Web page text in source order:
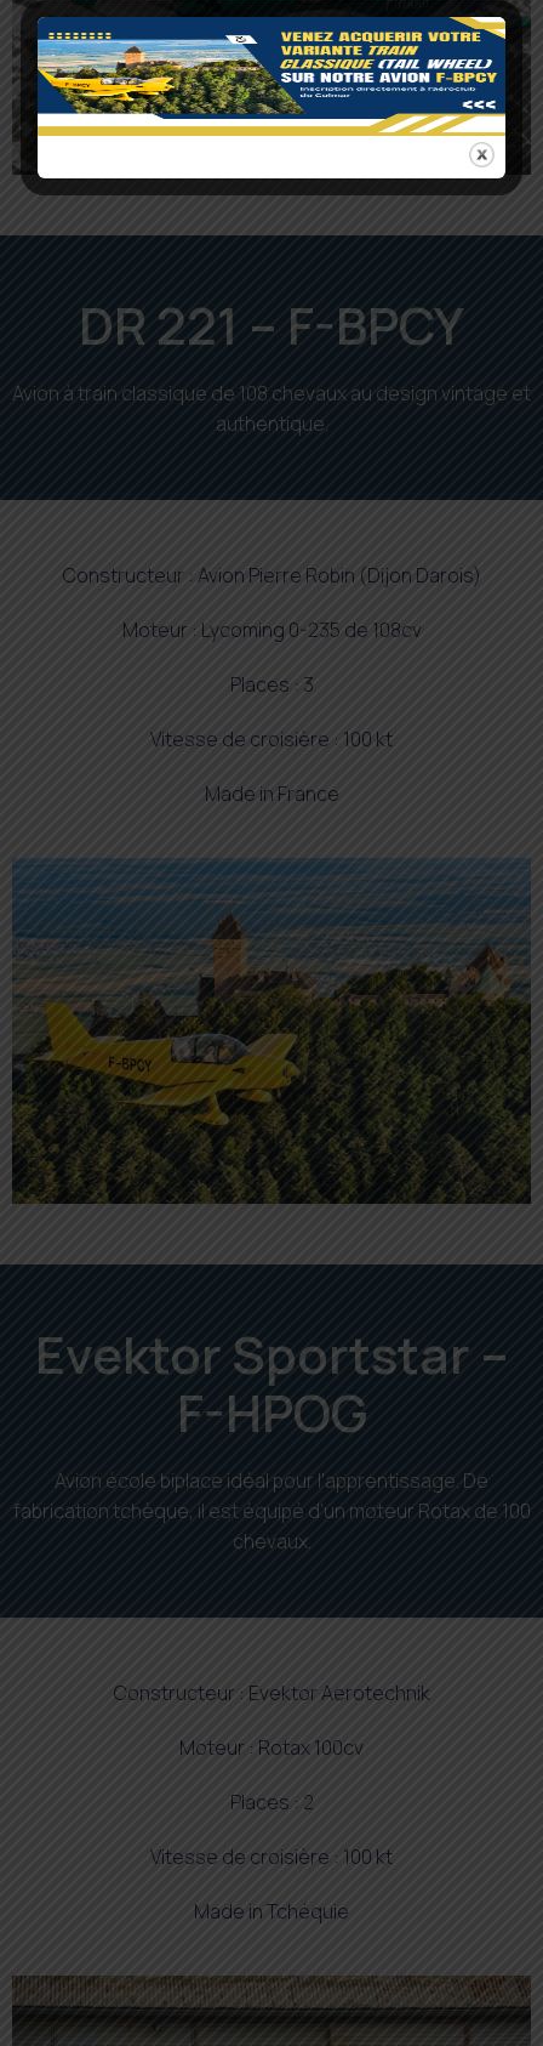
DR 221 – F-BPCY
Avion à train classique de 108 chevaux au design vintage et
authentique.
Constructeur : Avion Pierre Robin (Dijon Darois)
Moteur : Lycoming 0-235 de 108cv
Places : 3
Vitesse de croisière : 100 kt
Made in France
Evektor Sportstar –
F-HPOG
Avion école biplace idéal pour l’apprentissage. De
fabrication tchèque, il est équipé d’un moteur Rotax de 100
chevaux.
Constructeur : Evektor Aerotechnik
Moteur : Rotax 100cv
Places : 2
Vitesse de croisière : 100 kt
Made in Tchéquie